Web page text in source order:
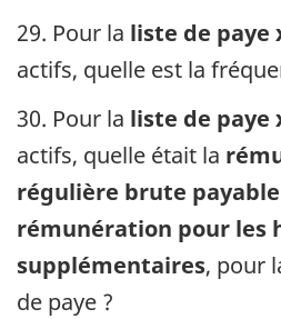
29. Pour la liste de paye
actifs, quelle est la
30. Pour la liste de paye
actifs, quelle était la
régulière brute
rémunération pour les
supplémentaires, pour
de paye ?